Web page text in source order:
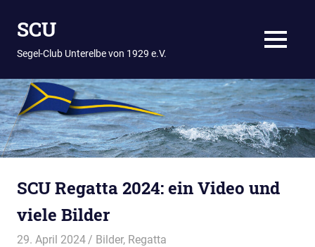
InhaltSCU
Segel-Club Unterelbe von 1929 e.V. MENÜ
SCU Regatta 2024: ein Video und
viele Bilder
29. April 2024 Thees
Bilder, Regatta